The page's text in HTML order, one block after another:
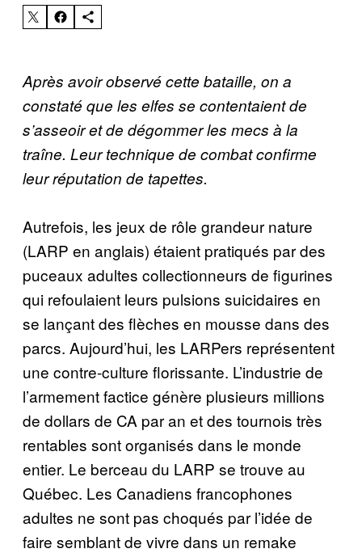
Après avoir observé cette bataille, on a
constaté que les elfes se contentaient de
s’asseoir et de dégommer les mecs à la
traîne. Leur technique de combat confirme
leur réputation de tapettes.
Autrefois, les jeux de rôle grandeur nature
(LARP en anglais) étaient pratiqués par des
puceaux adultes collectionneurs de figurines
qui refoulaient leurs pulsions suicidaires en
se lançant des flèches en mousse dans des
parcs. Aujourd’hui, les LARPers représentent
une contre-culture florissante. L’industrie de
l’armement factice génère plusieurs millions
de dollars de CA par an et des tournois très
rentables sont organisés dans le monde
entier. Le berceau du LARP se trouve au
Québec. Les Canadiens francophones
adultes ne sont pas choqués par l’idée de
faire semblant de vivre dans un remake